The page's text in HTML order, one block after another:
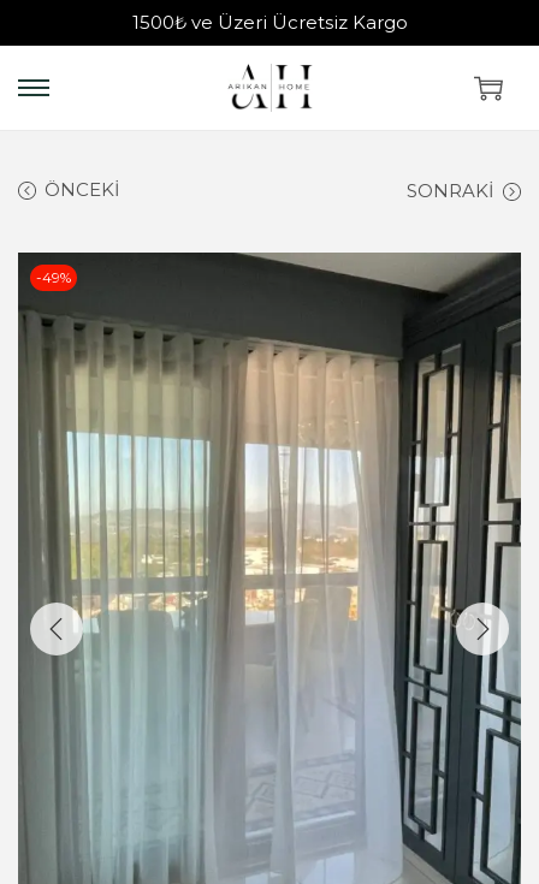
1500₺ ve Üzeri Ücretsiz Kargo
ÖNCEKI SONRAKI
-49%